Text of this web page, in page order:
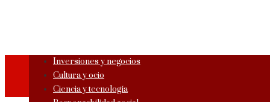
Inversiones y negocios
Cultura y ocio
Ciencia y tecnología